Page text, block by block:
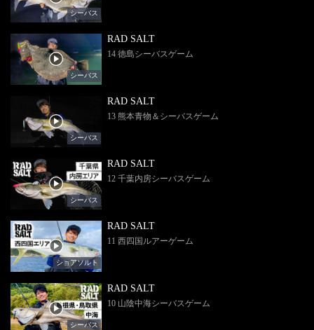
シーバス
シーバス
RAD SALT
14 徳島シーバスゲーム
シーバス
RAD SALT
13 熊本青物＆シーバスゲーム
シーバス
RAD SALT
12 千葉内房シーバスゲーム
ショアソルト
RAD SALT
11 西四国ルアーゲーム
シーバス
RAD SALT
10 山陰中海シーバスゲーム